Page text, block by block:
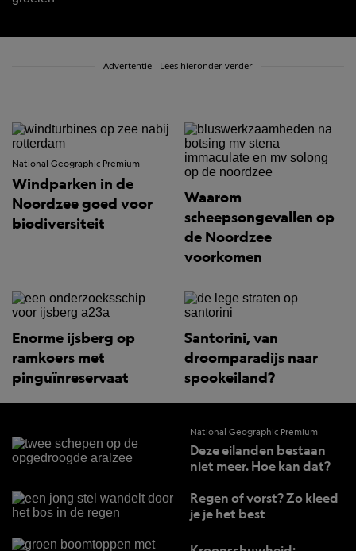
Advertentie - Lees hieronder verder
National Geographic Premium
Windparken in de
Noordzee goed voor
biodiversiteit
Waarom
scheepsongevallen op
de Noordzee
voorkomen
Enorme ijsberg op
ramkoers met
pinguïnreservaat
Santorini, van
droomparadijs naar
spookeiland?
National Geographic Premium
Deze eilanden bestaan
niet meer. Hoe kan dat?
Regen of vorst? Zo kleed
je je het best